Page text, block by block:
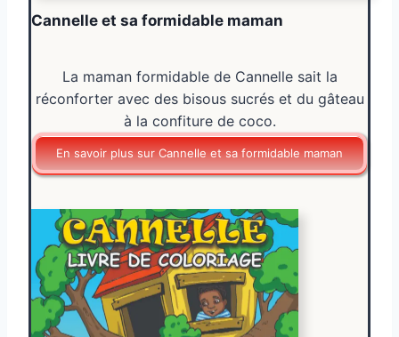
Cannelle et sa formidable maman
La maman formidable de Cannelle sait la
réconforter avec des bisous sucrés et du gâteau
à la confiture de coco.
En savoir plus sur Cannelle et sa formidable maman